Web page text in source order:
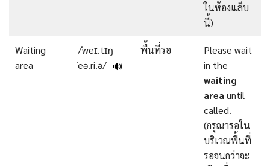
ในห้องแล็บ
นี้)
Waiting
area
/ˈweɪ.tɪŋ
ˈeə.ri.ə/ 🔊
พื้นที่รอ
Please wait
in the
waiting
area until
called.
(กรุณารอใน
บริเวณพื้นที่
รอจนกว่าจะ